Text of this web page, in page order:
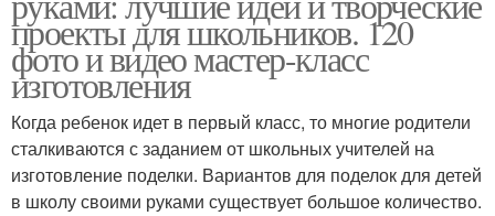
проекты для школьников. 120
фото и видео мастер-класс
изготовления
Когда ребенок идет в первый класс, то многие родители
сталкиваются с заданием от школьных учителей на
изготовление поделки. Вариантов для поделок для детей
в школу своими руками существует большое количество.